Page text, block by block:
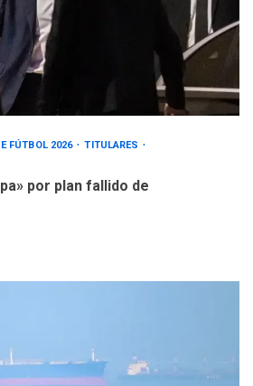
FÚTBOL 2026
TITULARES
por plan fallido de